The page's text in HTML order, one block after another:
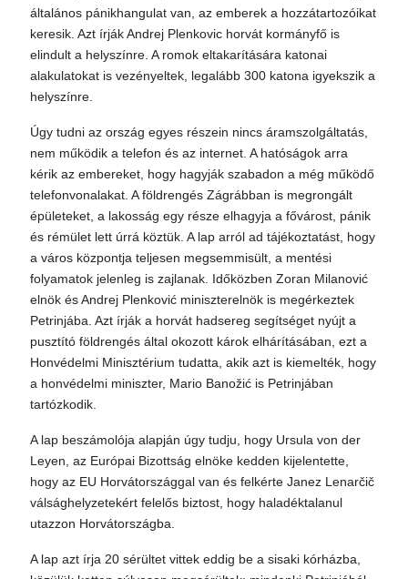
általános pánikhangulat van, az emberek a hozzátartozóikat
keresik. Azt írják Andrej Plenkovic horvát kormányfő is
elindult a helyszínre. A romok eltakarítására katonai
alakulatokat is vezényeltek, legalább 300 katona igyekszik a
helyszínre.
Úgy tudni az ország egyes részein nincs áramszolgáltatás,
nem működik a telefon és az internet. A hatóságok arra
kérik az embereket, hogy hagyják szabadon a még működő
telefonvonalakat. A földrengés Zágrábban is megrongált
épületeket, a lakosság egy része elhagyja a fővárost, pánik
és rémület lett úrrá köztük. A lap arról ad tájékoztatást, hogy
a város központja teljesen megsemmisült, a mentési
folyamatok jelenleg is zajlanak. Időközben Zoran Milanović
elnök és Andrej Plenković miniszterelnök is megérkeztek
Petrinjába. Azt írják a horvát hadsereg segítséget nyújt a
pusztító földrengés által okozott károk elhárításában, ezt a
Honvédelmi Minisztérium tudatta, akik azt is kiemelték, hogy
a honvédelmi miniszter, Mario Banožić is Petrinjában
tartózkodik.
A lap beszámolója alapján úgy tudju, hogy Ursula von der
Leyen, az Európai Bizottság elnöke kedden kijelentette,
hogy az EU Horvátországgal van és felkérte Janez Lenarčič
válsághelyzetekért felelős biztost, hogy haladéktalanul
utazzon Horvátországba.
A lap azt írja 20 sérültet vittek eddig be a sisaki kórházba,